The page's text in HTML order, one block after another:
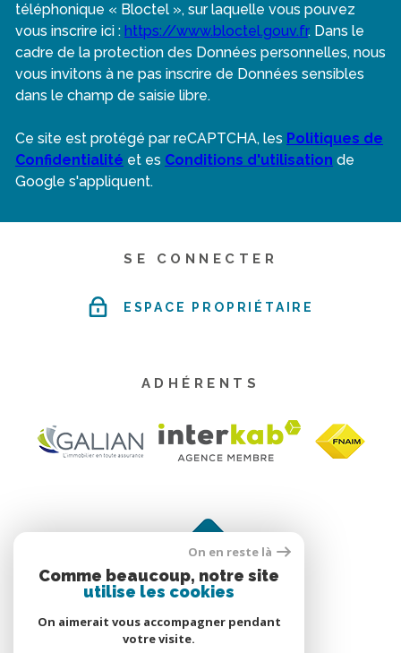
téléphonique « Bloctel », sur laquelle vous pouvez
vous inscrire ici : https://www.bloctel.gouv.fr. Dans le
cadre de la protection des Données personnelles, nous
vous invitons à ne pas inscrire de Données sensibles
dans le champ de saisie libre.
Ce site est protégé par reCAPTCHA, les Politiques de
Confidentialité et es Conditions d'utilisation de
Google s'appliquent.
SE CONNECTER
ESPACE PROPRIÉTAIRE
ADHÉRENTS
On en reste là
Comme beaucoup, notre site
utilise les cookies
On aimerait vous accompagner pendant
votre visite.